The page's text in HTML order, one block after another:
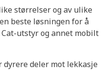
størrelser og av ulike
beste løsningen for å
utstyr og annet mobilt
deler mot lekkasje